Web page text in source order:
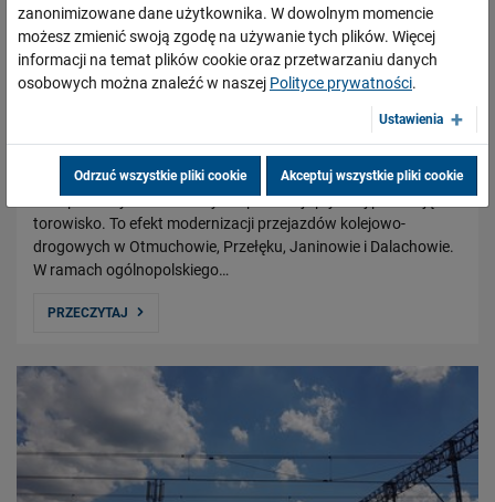
Opolszczyzna – bezpieczniejszy przejazd przez
27.05.2019
Na Opolszczyźnie kierowcy bezpieczniej i płynniej pokonują
torowisko. To efekt modernizacji przejazdów kolejowo-
drogowych w Otmuchowie, Przełęku, Janinowie i Dalachowie.
W ramach ogólnopolskiego…
PRZECZYTAJ
zanonimizowane dane użytkownika. W dowolnym momencie
możesz zmienić swoją zgodę na używanie tych plików. Więcej
informacji na temat plików cookie oraz przetwarzaniu danych
osobowych można znaleźć w naszej Polityce prywatności.
Ustawienia
Odrzuć wszystkie pliki cookie Akceptuj wszystkie pliki cookie